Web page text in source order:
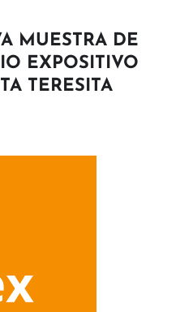
MUESTRA DE
EXPOSITIVO
TERESITA